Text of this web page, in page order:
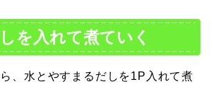
を入れて煮ていく
、水とやすまるだしを1P入れて煮